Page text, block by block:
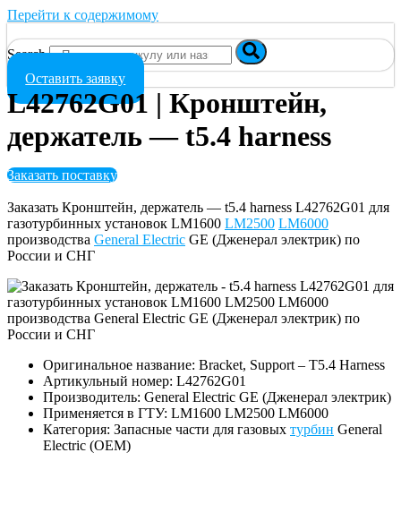
Перейти к содержимому
Search
Оставить заявку
L42762G01 | Кронштейн,
держатель — t5.4 harness
Заказать поставку
Заказать Кронштейн, держатель — t5.4 harness L42762G01 для
газотурбинных установок LM1600 LM2500 LM6000
производства General Electric GE (Дженерал электрик) по
России и СНГ
Оригинальное название: Bracket, Support – T5.4 Harness
Артикульный номер: L42762G01
Производитель: General Electric GE (Дженерал электрик)
Применяется в ГТУ: LM1600 LM2500 LM6000
Категория: Запасные части для газовых турбин General
Electric (OEM)